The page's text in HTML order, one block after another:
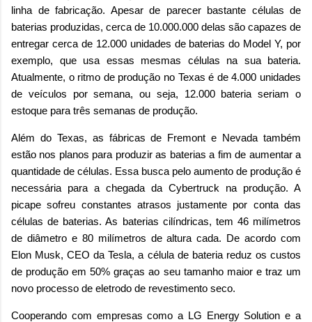
linha de fabricação. Apesar de parecer bastante células de
baterias produzidas, cerca de 10.000.000 delas são capazes de
entregar cerca de 12.000 unidades de baterias do Model Y, por
exemplo, que usa essas mesmas células na sua bateria.
Atualmente, o ritmo de produção no Texas é de 4.000 unidades
de veículos por semana, ou seja, 12.000 bateria seriam o
estoque para três semanas de produção.
Além do Texas, as fábricas de Fremont e Nevada também
estão nos planos para produzir as baterias a fim de aumentar a
quantidade de células. Essa busca pelo aumento de produção é
necessária para a chegada da Cybertruck na produção. A
picape sofreu constantes atrasos justamente por conta das
células de baterias. As baterias cilíndricas, tem 46 milímetros
de diâmetro e 80 milímetros de altura cada. De acordo com
Elon Musk, CEO da Tesla, a célula de bateria reduz os custos
de produção em 50% graças ao seu tamanho maior e traz um
novo processo de eletrodo de revestimento seco.
Cooperando com empresas como a LG Energy Solution e a